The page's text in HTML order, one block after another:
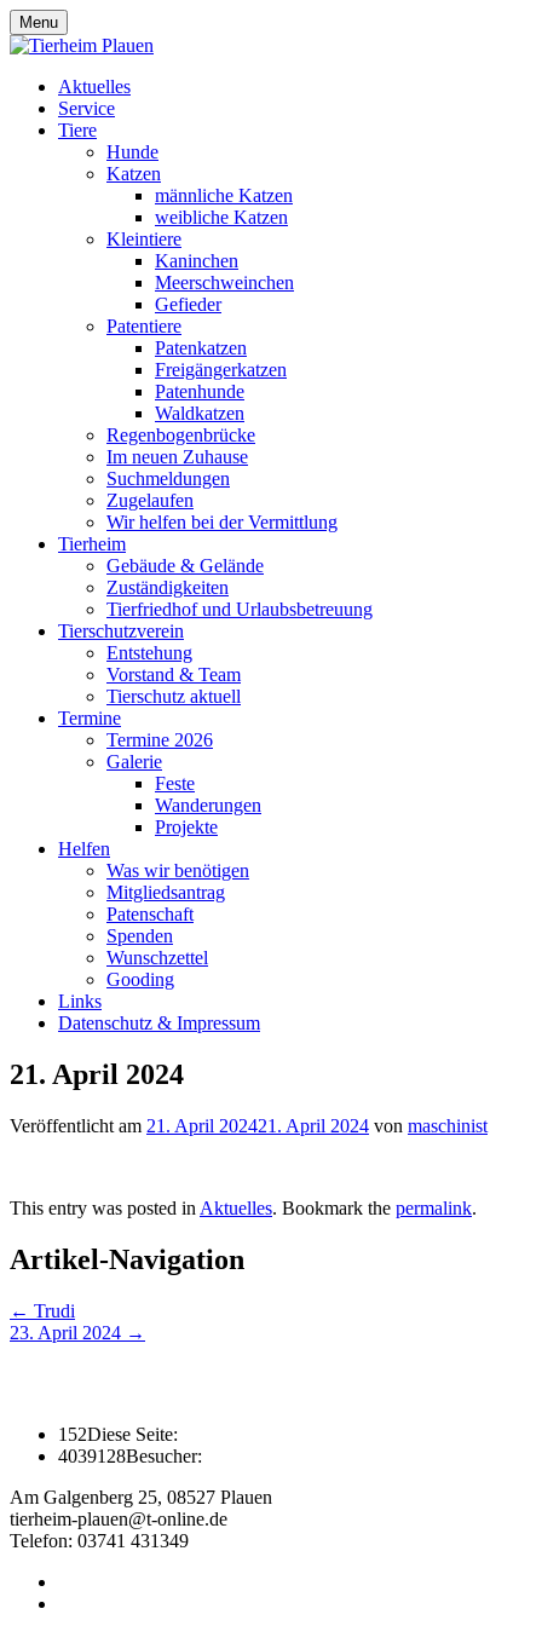
Menu
Aktuelles
Service
Tiere
Hunde
Katzen
männliche Katzen
weibliche Katzen
Kleintiere
Kaninchen
Meerschweinchen
Gefieder
Patentiere
Patenkatzen
Freigängerkatzen
Patenhunde
Waldkatzen
Regenbogenbrücke
Im neuen Zuhause
Suchmeldungen
Zugelaufen
Wir helfen bei der Vermittlung
Tierheim
Gebäude & Gelände
Zuständigkeiten
Tierfriedhof und Urlaubsbetreuung
Tierschutzverein
Entstehung
Vorstand & Team
Tierschutz aktuell
Termine
Termine 2026
Galerie
Feste
Wanderungen
Projekte
Helfen
Was wir benötigen
Mitgliedsantrag
Patenschaft
Spenden
Wunschzettel
Gooding
Links
Datenschutz & Impressum
21. April 2024
Veröffentlicht am 21. April 202421. April 2024 von maschinist
This entry was posted in Aktuelles. Bookmark the permalink.
Artikel-Navigation
← Trudi
23. April 2024 →
152Diese Seite:
4039128Besucher:
Am Galgenberg 25, 08527 Plauen
tierheim-plauen@t-online.de
Telefon: 03741 431349